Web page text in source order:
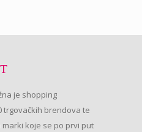
je shopping
trgovačkih brendova te
koje se po prvi put